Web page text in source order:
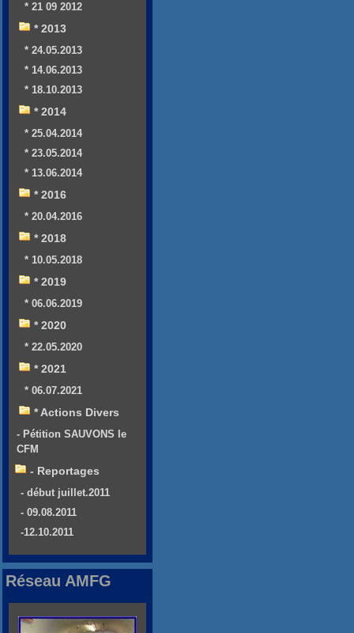
* 21 09 2012
* 2013
* 24.05.2013
* 14.06.2013
* 18.10.2013
* 2014
* 25.04.2014
* 23.05.2014
* 13.06.2014
* 2016
* 20.04.2016
* 2018
* 10.05.2018
* 2019
* 06.06.2019
* 2020
* 22.05.2020
* 2021
* 06.07.2021
* Actions Divers
- Pétition SAUVONS le
CFM
- Reportages
- début juillet.2011
- 09.08.2011
-12.10.2011
Réseau AMFG